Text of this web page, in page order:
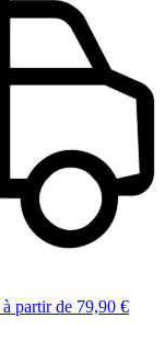
à partir de 79,90 €